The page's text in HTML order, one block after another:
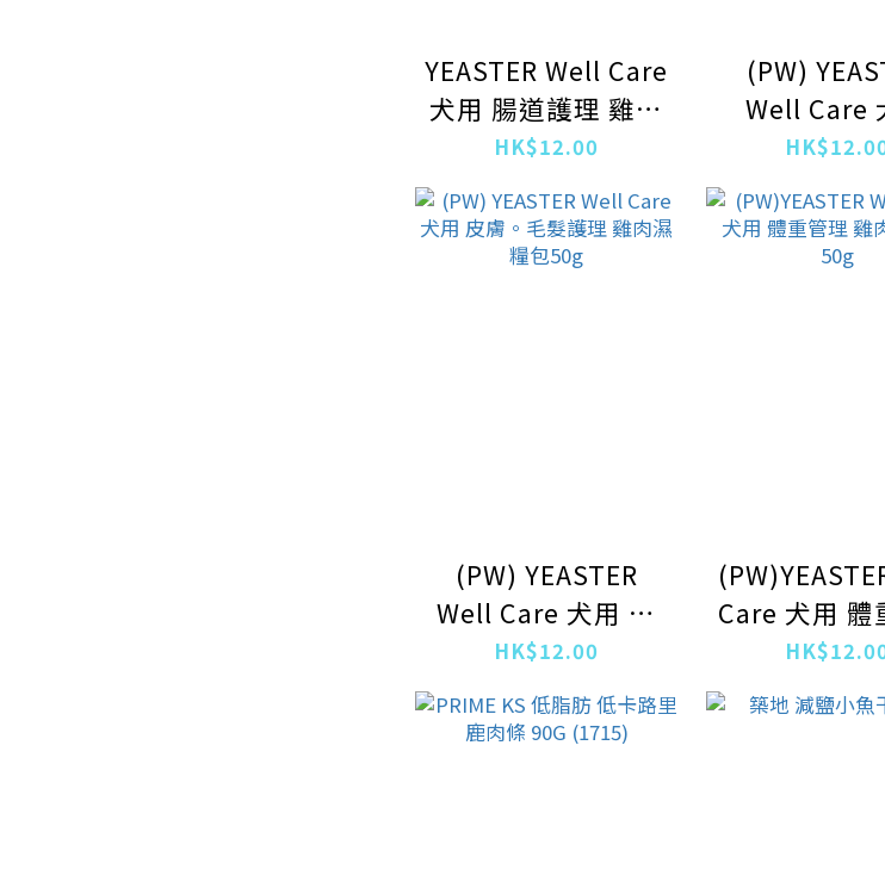
YEASTER Well Care
犬用 腸道護理 雞肉
濕糧包50g
HK$12.00
(PW)
Well Care
骨。關節護
濕糧包
(PW) YEASTER
Well Care 犬用 皮
膚。毛髮護理 雞肉
濕糧包50g
HK$12.00
Care 犬用 體
雞肉濕糧包